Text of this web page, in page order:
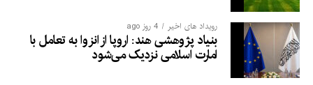
رویداد های اخیر 4 روز ago
بنیاد پژوهشی هند: اروپا از انزوا به تعامل با
امارت اسلامی نزدیک می‌شود